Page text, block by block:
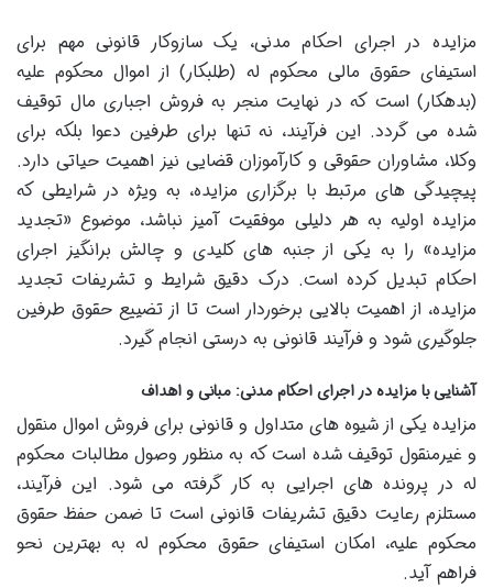
مزایده در اجرای احکام مدنی، یک سازوکار قانونی مهم برای
استیفای حقوق مالی محکوم له (طلبکار) از اموال محکوم علیه
(بدهکار) است که در نهایت منجر به فروش اجباری مال توقیف
شده می گردد. این فرآیند، نه تنها برای طرفین دعوا بلکه برای
وکلا، مشاوران حقوقی و کارآموزان قضایی نیز اهمیت حیاتی دارد.
پیچیدگی های مرتبط با برگزاری مزایده، به ویژه در شرایطی که
مزایده اولیه به هر دلیلی موفقیت آمیز نباشد، موضوع «تجدید
مزایده» را به یکی از جنبه های کلیدی و چالش برانگیز اجرای
احکام تبدیل کرده است. درک دقیق شرایط و تشریفات تجدید
مزایده، از اهمیت بالایی برخوردار است تا از تضییع حقوق طرفین
جلوگیری شود و فرآیند قانونی به درستی انجام گیرد.
آشنایی با مزایده در اجرای احکام مدنی: مبانی و اهداف
مزایده یکی از شیوه های متداول و قانونی برای فروش اموال منقول
و غیرمنقول توقیف شده است که به منظور وصول مطالبات محکوم
له در پرونده های اجرایی به کار گرفته می شود. این فرآیند،
مستلزم رعایت دقیق تشریفات قانونی است تا ضمن حفظ حقوق
محکوم علیه، امکان استیفای حقوق محکوم له به بهترین نحو
فراهم آید.